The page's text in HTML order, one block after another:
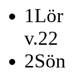
1Lör
v.22
2Sön